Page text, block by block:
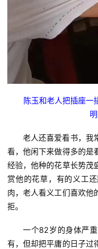
陈玉和老人把插座一
老人还喜爱看书，我
看，他闲下来做得多的是
经验，他种的花草长势茂
赏他的花草，有的义工
肉，老人看义工们喜欢他
拒。
一个82岁的身体严
有，但却把平庸的日子过